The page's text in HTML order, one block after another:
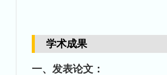
学术成果
一、发表论文：